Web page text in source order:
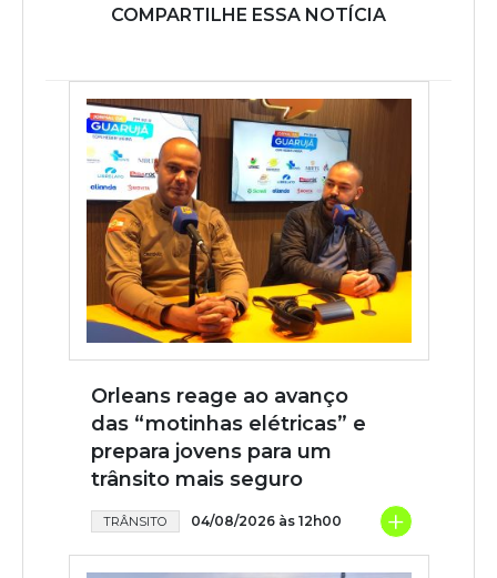
COMPARTILHE ESSA NOTÍCIA
Orleans reage ao avanço
das “motinhas elétricas” e
prepara jovens para um
trânsito mais seguro
TRÂNSITO 04/08/2026 às 12h00 +